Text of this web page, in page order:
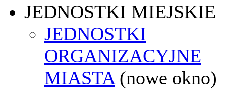
JEDNOSTKI MIEJSKIE
JEDNOSTKI
ORGANIZACYJNE
MIASTA (nowe okno)